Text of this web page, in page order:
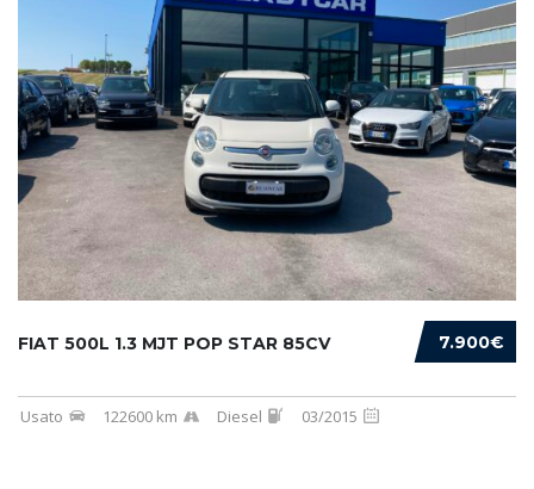
7.900€
FIAT 500L 1.3 MJT POP STAR 85CV
Usato 122600 km Diesel 03/2015